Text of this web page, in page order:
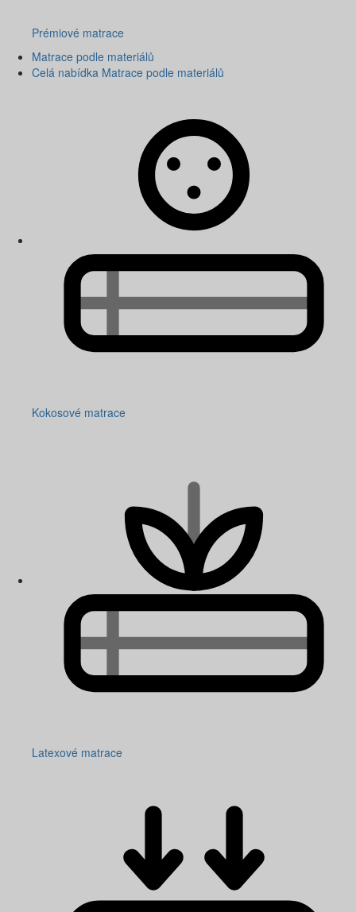
Prémiové matrace
Matrace podle materiálů
Celá nabídka Matrace podle materiálů
Kokosové matrace
Latexové matrace